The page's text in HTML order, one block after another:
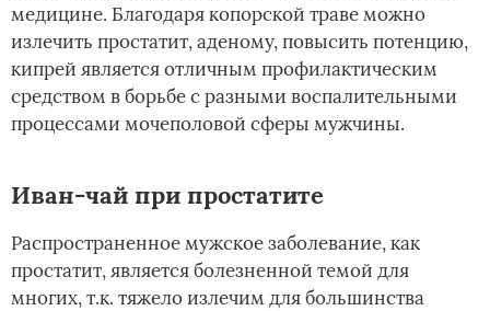
медицине. Благодаря копорской траве можно
излечить простатит, аденому, повысить потенцию,
кипрей является отличным профилактическим
средством в борьбе с разными воспалительными
процессами мочеполовой сферы мужчины.
Иван-чай при простатите
Распространенное мужское заболевание, как
простатит, является болезненной темой для
многих, т.к. тяжело излечим для большинства